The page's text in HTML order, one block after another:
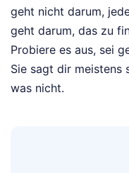
geht nicht darum,
geht darum, das zu
Probiere es aus, sei
Sie sagt dir meistens
was nicht.